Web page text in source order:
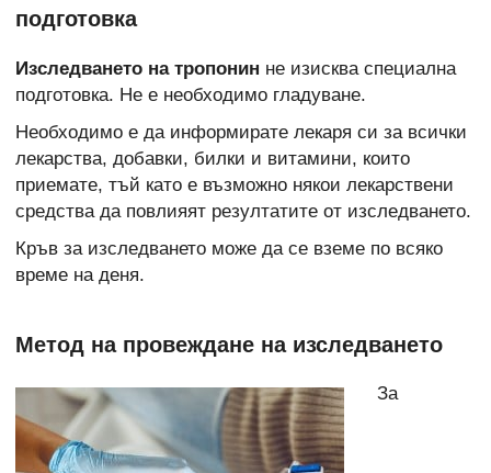
подготовка
Изследването на тропонин не изисква специална
подготовка. Не е необходимо гладуване.
Необходимо е да информирате лекаря си за всички
лекарства, добавки, билки и витамини, които
приемате, тъй като е възможно някои лекарствени
средства да повлияят резултатите от изследването.
Кръв за изследването може да се вземе по всяко
време на деня.
Метод на провеждане на изследването
За